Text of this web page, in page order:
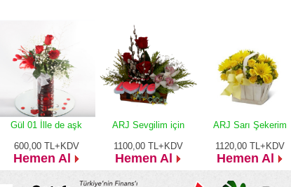
Gül 01 İlle de aşk
600,00 TL+KDV
Hemen Al
ARJ Sevgilim için
1100,00 TL+KDV
Hemen Al
ARJ Sarı Şekerim
1120,00 TL+KDV
Hemen Al